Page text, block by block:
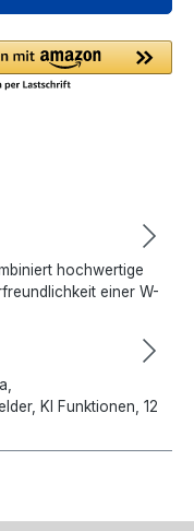
hochwertige
einer W-
KI Funktionen, 12